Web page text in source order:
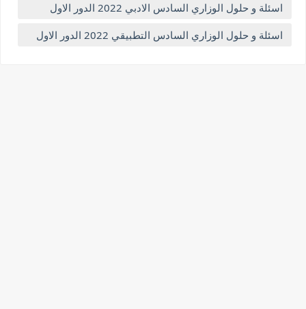
اسئلة و حلول الوزاري السادس الادبي 2022 الدور الاول
اسئلة و حلول الوزاري السادس التطبيقي 2022 الدور الاول